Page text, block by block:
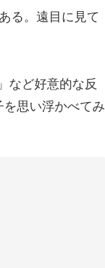
る。遠目に見て
」など好意的な反
思い浮かべてみ